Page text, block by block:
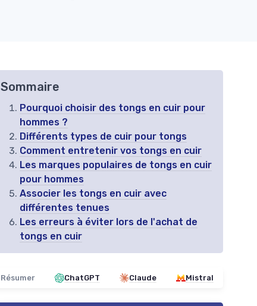
Sommaire
Pourquoi choisir des tongs en cuir pour
hommes ?
Différents types de cuir pour tongs
Comment entretenir vos tongs en cuir
Les marques populaires de tongs en cuir
pour hommes
Associer les tongs en cuir avec
différentes tenues
Les erreurs à éviter lors de l'achat de
tongs en cuir
Résumer ChatGPT Claude Mistral